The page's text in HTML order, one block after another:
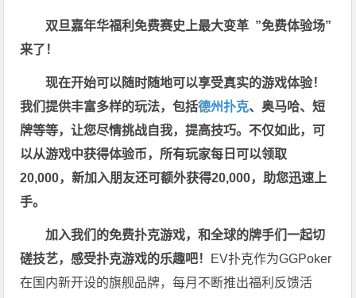
双旦嘉年华福利免费赛史上最大变革 ”免费体验场”
来了！
现在开始可以随时随地可以享受真实的游戏体验！
我们提供丰富多样的玩法，包括德州扑克、奥马哈、短
牌等等，让您尽情挑战自我，提高技巧。不仅如此， 可
以从游戏中获得体验币，所有玩家每日可以领取
20,000，新加入朋友还可额外获得20,000，助您迅速上
手。
加入我们的免费扑克游戏，和全球的牌手们一起切
磋技艺，感受扑克游戏的乐趣吧！ EV扑克作为GGPoker
在国内新开设的旗舰品牌，每月不断推出福利反馈活